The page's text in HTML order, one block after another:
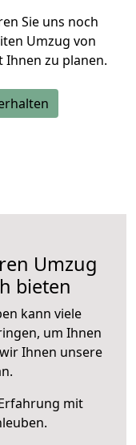
Sie uns noch
Umzug von
zu planen.
Umzug
bieten
kann viele
um Ihnen
Ihnen unsere
mit
.